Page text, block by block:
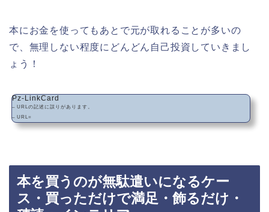
本にお金を使ってもあとで元が取れることが多いの
で、無理しない程度にどんどん自己投資していきまし
ょう！
Pz-LinkCard
– URLの記述に誤りがあります。
– URL=
本を買うのが無駄遣いになるケー
ス・買っただけで満足・飾るだけ・